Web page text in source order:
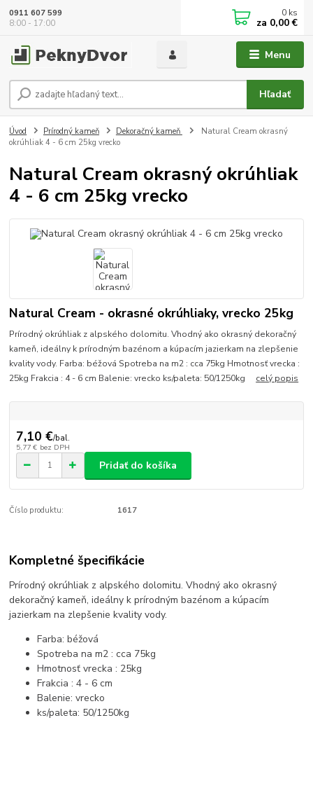
Menu
Hľadať
0911 607 599
8:00 - 17:00
0 ks
za 0,00 €
Úvod Prírodný kameň Dekoračný kameň
Natural Cream okrasný
okrúhliak 4 - 6 cm 25kg vrecko
Natural Cream okrasný okrúhliak
4 - 6 cm 25kg vrecko
Natural Cream - okrasné okrúhliaky, vrecko 25kg
Prírodný okrúhliak z alpského dolomitu. Vhodný ako okrasný dekoračný
kameň, ideálny k prírodným bazénom a kúpacím jazierkam na zlepšenie
kvality vody. Farba: béžová Spotreba na m2 : cca 75kg Hmotnosť vrecka :
25kg Frakcia : 4 - 6 cm Balenie: vrecko ks/paleta: 50/1250kg celý popis
7,10 €/bal.
5,77 € bez DPH
Pridať do košíka
Číslo produktu: 1617
Kompletné špecifikácie
Prírodný okrúhliak z alpského dolomitu. Vhodný ako okrasný
dekoračný kameň, ideálny k prírodným bazénom a kúpacím
jazierkam na zlepšenie kvality vody.
Farba: béžová
Spotreba na m2 : cca 75kg
Hmotnosť vrecka : 25kg
Frakcia : 4 - 6 cm
Balenie: vrecko
ks/paleta: 50/1250kg